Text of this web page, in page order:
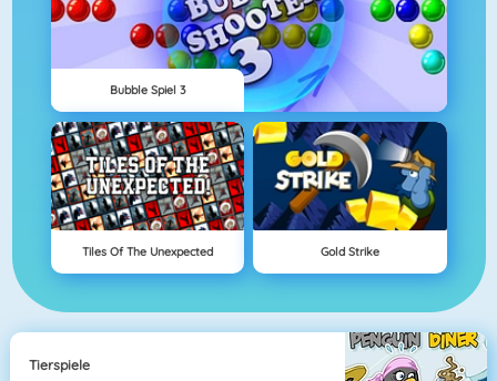
Bubble Spiel 3
Tiles Of The Unexpected Gold Strike
Tierspiele